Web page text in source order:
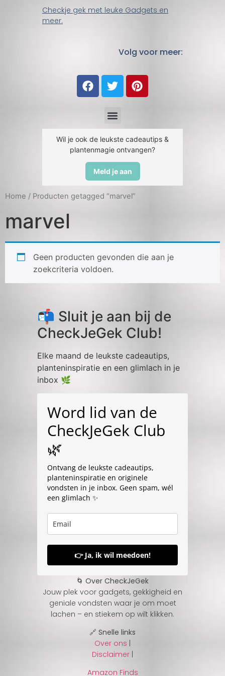
Checkje gek met leuke Gadgets en
meer.
Volg voor meer:
Wil je ook de leukste cadeautips &
plantenmagie ontvangen?
Meld je aan
Home / Producten getagged “marvel”
marvel
Geen producten gevonden die aan je
zoekcriteria voldoen.
📬 Sluit je aan bij de
CheckJeGek Club!
Elke maand de leukste cadeautips,
planteninspiratie en een glimlach in je
inbox 🌿
Word lid van de
CheckJeGek Club
🌿
Ontvang de leukste cadeautips,
planteninspiratie en originele
vondsten in je inbox. Geen spam, wél
een glimlach ✨
👉 Ja, ik wil meedoen!
🌀 Over CheckJeGek
Jouw plek voor gadgets, gekkigheid en
geniale vondsten waar je om moet
lachen – en stiekem op wilt klikken.
🔗 Snelle links
Over ons |
Disclaimer |
Amazon Finds